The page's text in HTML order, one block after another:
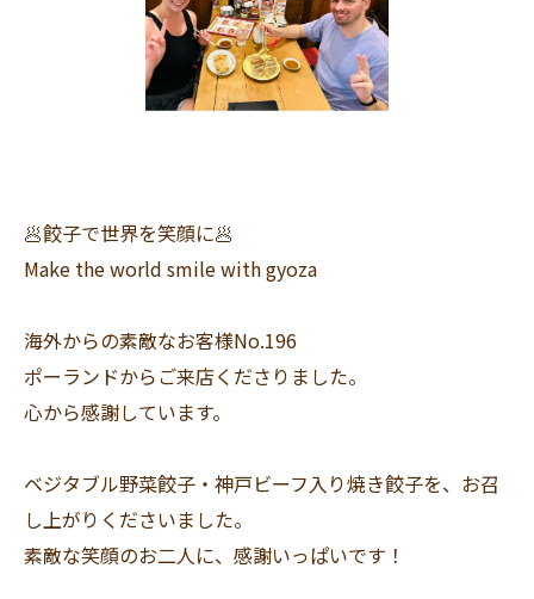
🥟餃子で世界を笑顔に🥟
Make the world smile with gyoza
海外からの素敵なお客様No.196
ポーランドからご来店くださりました。
心から感謝しています。
ベジタブル野菜餃子・神戸ビーフ入り焼き餃子を、お召
し上がりくださいました。
素敵な笑顔のお二人に、感謝いっぱいです！